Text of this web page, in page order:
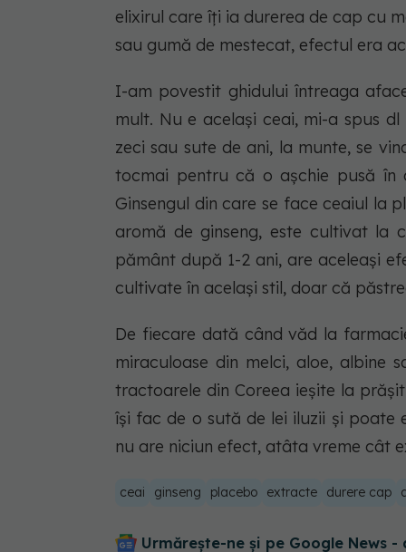
elixirul care îți ia durerea de cap cu
sau gumă de mestecat, efectul era
I-am povestit ghidului întreaga
mult. Nu e același ceai, mi-a spus
zeci sau sute de ani, la munte, se
tocmai pentru că o așchie pusă
Ginsengul din care se face ceaiul la
aromă de ginseng, este cultivat la
pământ după 1-2 ani, are aceleași
cultivate în același stil, doar că
De fiecare dată când văd la
miraculoase din melci, aloe, albine
tractoarele din Coreea ieșite la
își fac de o sută de lei iluzii și poate
nu are niciun efect, atâta vreme cât
ceai ginseng placebo extracte durere cap
Urmărește-ne și pe Google News -